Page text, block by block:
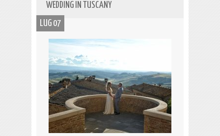
WEDDING IN TUSCANY
LUG 07